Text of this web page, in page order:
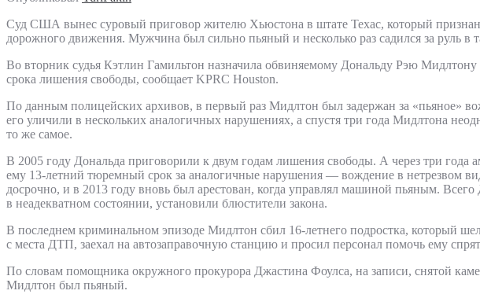
Суд США вынес суровый приговор жителю Хьюстона в штате Техас, который
дорожного движения. Мужчина был сильно пьяный и несколько раз садился за руль в
Во вторник судья Кэтлин Гамильтон назначила обвиняемому Дональду Рэю Мидлтону
срока лишения свободы, сообщает KPRC Houston.
По данным полицейских архивов, в первый раз Мидлтон был задержан за «пьяное»
его уличили в нескольких аналогичных нарушениях, а спустя три года Мидлтона
то же самое.
В 2005 году Дональда приговорили к двум годам лишения свободы. А через три года
ему 13-летний тюремный срок за аналогичные нарушения — вождение в нетрезвом
досрочно, и в 2013 году вновь был арестован, когда управлял машиной пьяным. Всего
в неадекватном состоянии, установили блюстители закона.
В последнем криминальном эпизоде Мидлтон сбил 16-летнего подростка, который
с места ДТП, заехал на автозаправочную станцию и просил персонал помочь ему
По словам помощника окружного прокурора Джастина Фоулса, на записи, снятой
Мидлтон был пьяный.